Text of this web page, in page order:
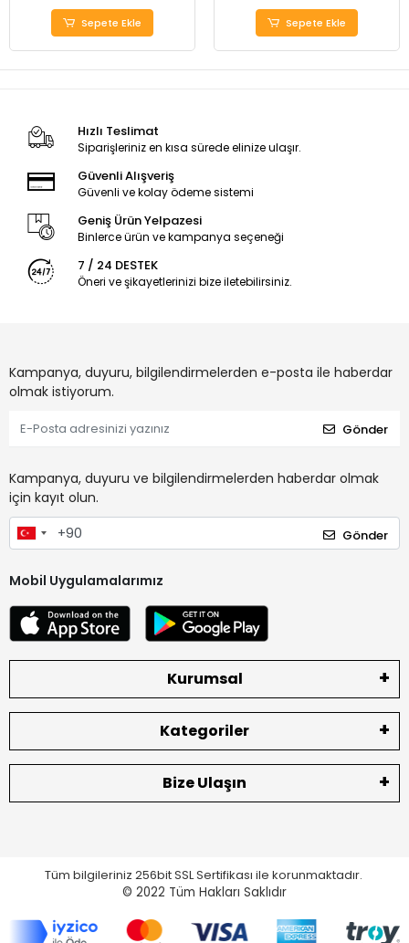
Sepete Ekle Sepete Ekle
Hızlı Teslimat
Siparişleriniz en kısa sürede elinize ulaşır.
Güvenli Alışveriş
Güvenli ve kolay ödeme sistemi
Geniş Ürün Yelpazesi
Binlerce ürün ve kampanya seçeneği
7 / 24 DESTEK
Öneri ve şikayetlerinizi bize iletebilirsiniz.
Kampanya, duyuru, bilgilendirmelerden e-posta ile haberdar
olmak istiyorum.
Gönder
Kampanya, duyuru ve bilgilendirmelerden haberdar olmak
için kayıt olun.
Gönder
Mobil Uygulamalarımız
Kurumsal
Kategoriler
Bize Ulaşın
Tüm bilgileriniz 256bit SSL Sertifikası ile korunmaktadır.
© 2022 Tüm Hakları Saklıdır